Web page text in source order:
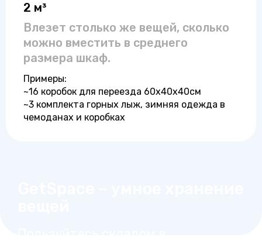
2 м³
Влезет столько же вещей, сколько
можно вместить в среднего
размера шкаф.
Примеры:
~16 коробок для переезда 60x40x40см
~3 комплекта горных лыж, зимняя одежда в
чемоданах и коробках